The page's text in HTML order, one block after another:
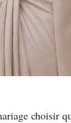
choisir